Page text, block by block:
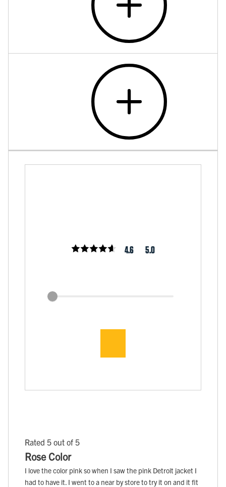
4.6 5.0
Rated 5 out of 5
Rose Color
I love the color pink so when I saw the pink Detroit jacket I
had to have it. I went to a near by store to try it on and it fit